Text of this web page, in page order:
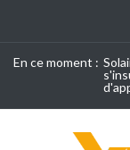
En ce moment :